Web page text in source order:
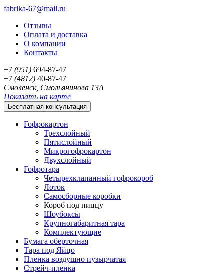
fabrika-67@mail.ru
Отзывы
Оплата и доставка
О компании
Контакты
+7 (951) 694-87-47
+7 (4812) 40-87-47
Смоленск, Смольянинова 13А
Показать на карте
Бесплатная консультация
Гофрокартон
Трехслойный
Пятислойный
Микрогофрокартон
Двухслойный
Гофротара
Четырехклапанный гофрокороб
Лоток
Самосборные коробки
Короб под пиццу
Шоубоксы
Крупногабаритная тара
Комплектующие
Бумага оберточная
Тара под Яйцо
Пленка воздушно пузырчатая
Стрейч-пленка